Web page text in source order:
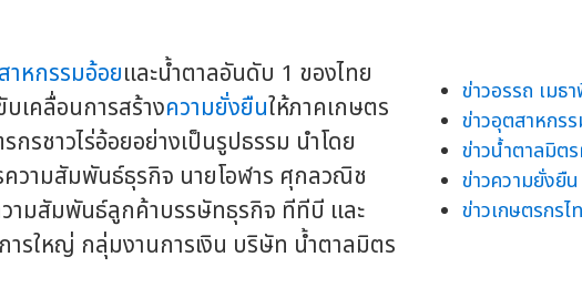
าหกรรมอ้อยและน้ำตาลอันดับ 1 ของไทย
เคลื่อนการสร้างความยั่งยืนให้ภาคเกษตร
รชาวไร่อ้อยอย่างเป็นรูปธรรม นำโดย
วามสัมพันธ์ธุรกิจ นายโอฬาร ศุกลวณิช
วามสัมพันธ์ลูกค้าบรรษัทธุรกิจ ทีทีบี และ
ารใหญ่ กลุ่มงานการเงิน บริษัท น้ำตาลมิตร
ข่าวอรรถ เม
ข่าวอุตสาหกร
ข่าวน้ำตาลมิต
ข่าวความยั่งยืน
ข่าวเกษตรกรไ